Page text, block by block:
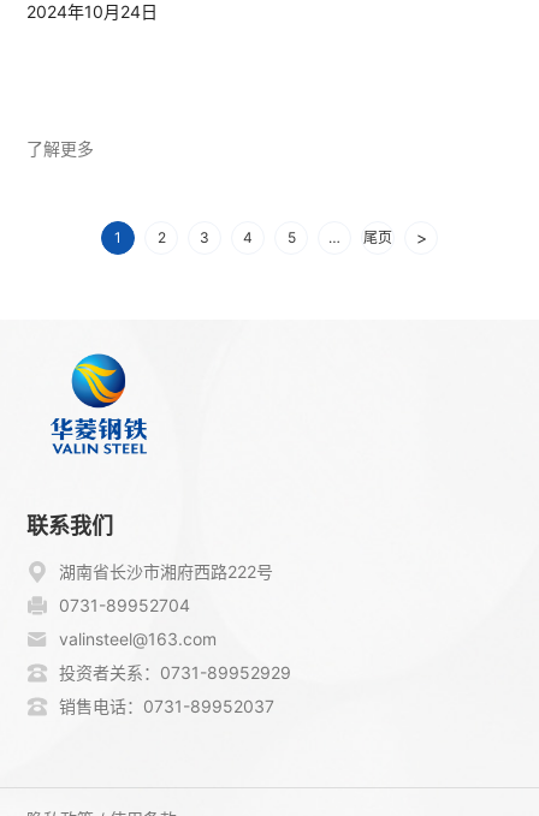
2024年10月24日
了解更多
1 2 3 4 5 … 尾页 >
联系我们
湖南省长沙市湘府西路222号
0731-89952704
valinsteel@163.com
投资者关系：0731-89952929
销售电话：0731-89952037